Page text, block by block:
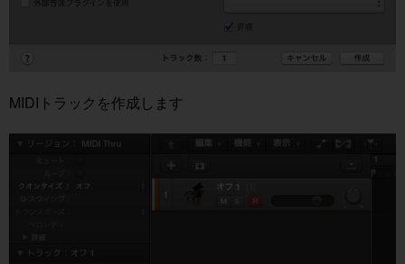
MIDIトラックを作成します